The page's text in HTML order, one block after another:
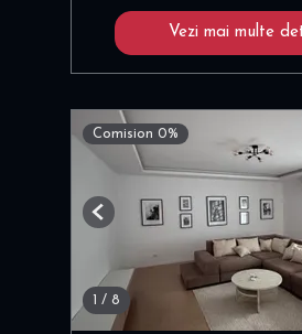
Vezi mai multe
Comision 0%
1 / 8
Previous